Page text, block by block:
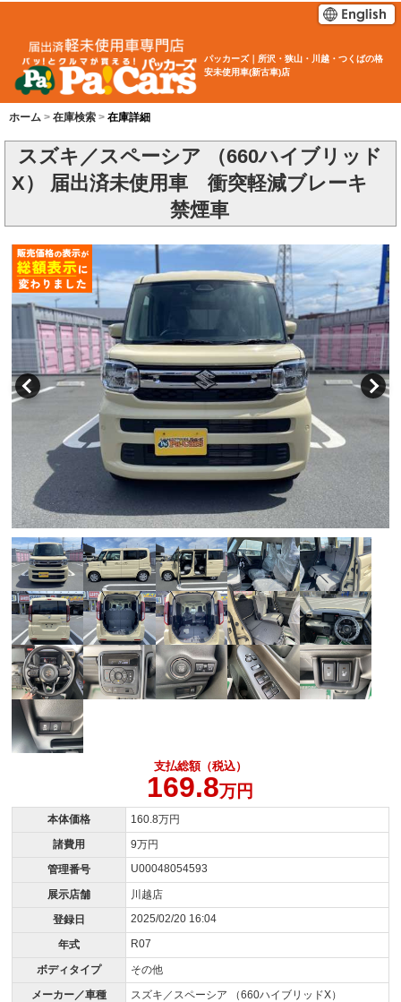
パッカーズ｜所沢・狭山・川越・つくばの格
安未使用車(新古車)店
ホーム 在庫検索 在庫詳細
スズキ／スペーシア （660ハイブリッド
X） 届出済未使用車 衝突軽減ブレーキ
禁煙車
支払総額（税込）
169.8万円
本体価格
160.8万円
諸費用
9万円
管理番号
U00048054593
展示店舗
川越店
登録日
2025/02/20 16:04
年式 R07
ボディタイプ
その他
メーカー／車種
スズキ／スペーシア （660ハイブリッドX）